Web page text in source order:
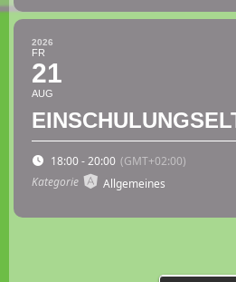
2026
FR
21
AUG
18:00 - 20:00 (GMT+02:00)
Kategorie
Allgemeines